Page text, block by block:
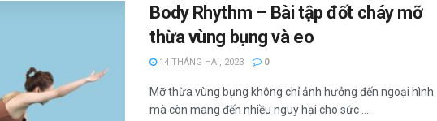
Body Rhythm – Bài tập đốt cháy mỡ
thừa vùng bụng và eo
14 THÁNG HAI, 2023 0
Mỡ thừa vùng bụng không chỉ ảnh hưởng đến ngoại hình
mà còn mang đến nhiều nguy hại cho sức ...